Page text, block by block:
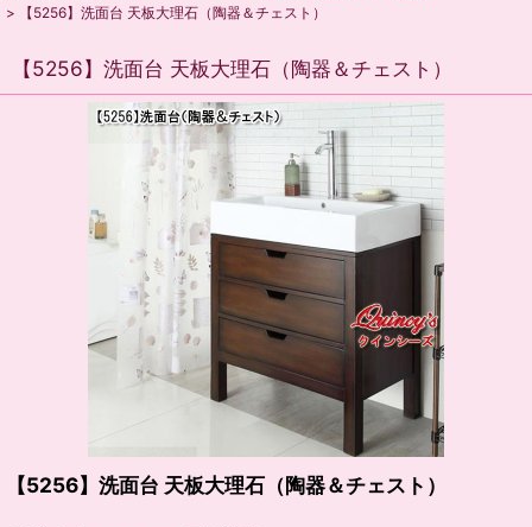
>
【5256】洗面台 天板大理石（陶器＆チェスト）
【5256】洗面台 天板大理石（陶器＆チェスト）
【5256】洗面台 天板大理石（陶器＆チェスト）